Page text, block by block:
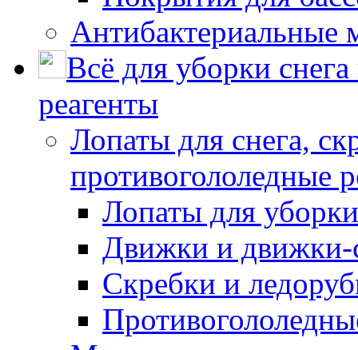
Антибактериальные
Всё для уборки
реагенты
Лопаты для снега,
противогололедные
Лопаты для
Движки и движки-
Скребки и